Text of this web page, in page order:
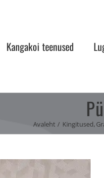
Kangakoi teenused
Avaleht Kingitused